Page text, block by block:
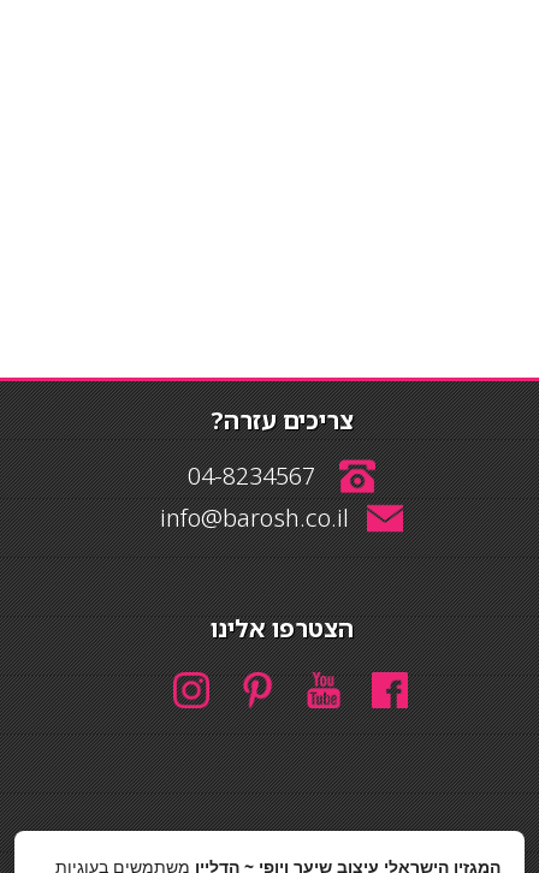
צריכים עזרה?
04-8234567
info@barosh.co.il
הצטרפו אלינו
חיפוש
המגזין הישראלי עיצוב שיער ויופי ~ הדליין משתמשים בעוגיות